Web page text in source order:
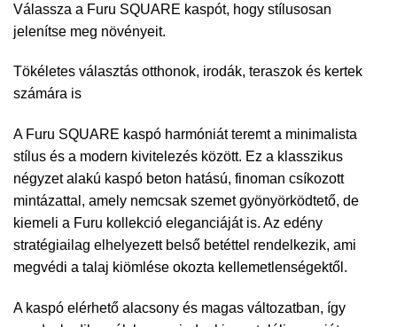
Válassza a Furu SQUARE kaspót, hogy stílusosan
jelenítse meg növényeit.
Tökéletes választás otthonok, irodák, teraszok és kertek
számára is
A Furu SQUARE kaspó harmóniát teremt a minimalista
stílus és a modern kivitelezés között. Ez a klasszikus
négyzet alakú kaspó beton hatású, finoman csíkozott
mintázattal, amely nemcsak szemet gyönyörködtető, de
kiemeli a Furu kollekció eleganciáját is. Az edény
stratégiailag elhelyezett belső betéttel rendelkezik, ami
megvédi a talaj kiömlése okozta kellemetlenségektől.
A kaspó elérhető alacsony és magas változatban, így